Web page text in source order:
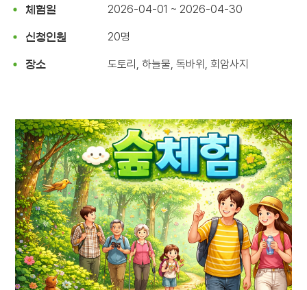
체험일 2026-04-01 ~ 2026-04-30
신청인원 20명
장소 도토리, 하늘물, 독바위, 회암사지